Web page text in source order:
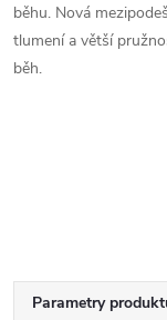
běhu. Nová
tlumení a větší
běh.
Parametry